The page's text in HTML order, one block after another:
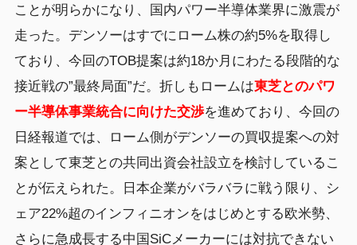
ことが明らかになり、国内パワー半導体業界に激震が
走った。デンソーはすでにローム株の約5%を取得し
ており、今回のTOB提案は約18か月にわたる段階的な
接近戦の”最終局面”だ。折しもロームは東芝とのパワ
ー半導体事業統合に向けた交渉を進めており、今回の
日経報道では、ローム側がデンソーの買収提案への対
案として東芝との共同出資会社設立を検討しているこ
とが伝えられた。日本企業がバラバラに戦う限り、シ
ェア22%超のインフィニオンをはじめとする欧米勢、
さらに急成長する中国SiCメーカーには対抗できない